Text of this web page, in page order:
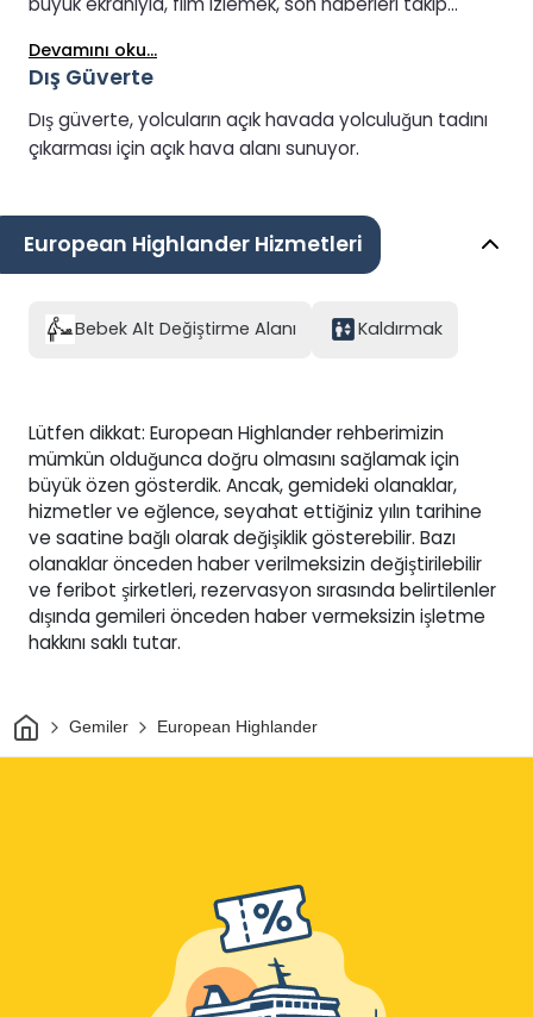
programların keyfini çıkarmak için ideal bir yerdir. Bu
sakin ve gayri resmi alan hem yalnız seyahat edenler
hem de aileler için uygundur. Belirli zamanlarda aile
dostu ve çocuk filmleri gösterilir, bu da genç yolcuları
arasında dinlenmek, isterse de gemide kolayca
izlemenin keyfini çıkarmak isteyin, Video Salonu
sunar.
Devamını oku...
Dış Güverte
Dış güverte, yolcuların açık havada yolculuğun tadını
çıkarması için açık hava alanı sunuyor.
European Highlander Hizmetleri
Bebek Alt Değiştirme Alanı Kaldırmak
Lütfen dikkat: European Highlander rehberimizin
mümkün olduğunca doğru olmasını sağlamak için
büyük özen gösterdik. Ancak, gemideki olanaklar,
hizmetler ve eğlence, seyahat ettiğiniz yılın tarihine
ve saatine bağlı olarak değişiklik gösterebilir. Bazı
olanaklar önceden haber verilmeksizin değiştirilebilir
ve feribot şirketleri, rezervasyon sırasında belirtilenler
dışında gemileri önceden haber vermeksizin işletme
hakkını saklı tutar.
Ev Gemiler European Highlander